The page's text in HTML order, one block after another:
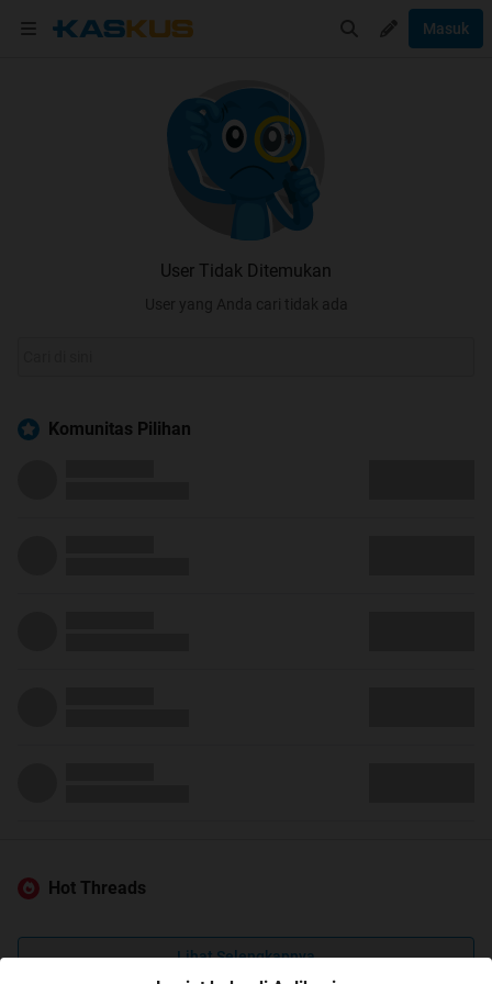
Masuk
User Tidak Ditemukan
User yang Anda cari tidak ada
Komunitas Pilihan
Hot Threads
Lihat Selengkapnya